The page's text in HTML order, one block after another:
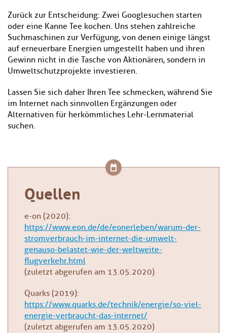
Zurück zur Entscheidung: Zwei Googlesuchen starten
oder eine Kanne Tee kochen. Uns stehen zahlreiche
Suchmaschinen zur Verfügung, von denen einige längst
auf erneuerbare Energien umgestellt haben und ihren
Gewinn nicht in die Tasche von Aktionären, sondern in
Umweltschutzprojekte investieren.
Lassen Sie sich daher Ihren Tee schmecken, während Sie
im Internet nach sinnvollen Ergänzungen oder
Alternativen für herkömmliches Lehr-Lernmaterial
suchen.
Quellen
e-on (2020):
https://www.eon.de/de/eonerleben/warum-der-
stromverbrauch-im-internet-die-umwelt-
genauso-belastet-wie-der-weltweite-
flugverkehr.html
(zuletzt abgerufen am 13.05.2020)
Quarks (2019):
https://www.quarks.de/technik/energie/so-viel-
energie-verbraucht-das-internet/
(zuletzt abgerufen am 13.05.2020)